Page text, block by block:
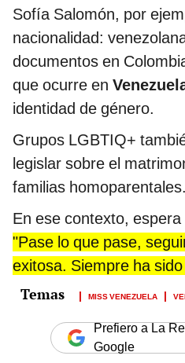
Sofía Salomón, por
nacionalidad:
documentos en
que ocurre en
identidad de género.
Grupos LGBTIQ+
legislar sobre el
familias homoparentales.
En ese contexto,
"Pase lo que pase,
exitosa. Siempre ha
MISS VENEZUELA
Prefiero a La
Google